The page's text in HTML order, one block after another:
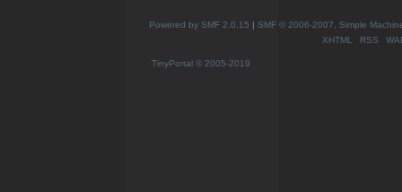
Powered by SMF 2.0.15 | SMF © 2006-2007, Simple
XHTML
RSS
TinyPortal © 2005-2019